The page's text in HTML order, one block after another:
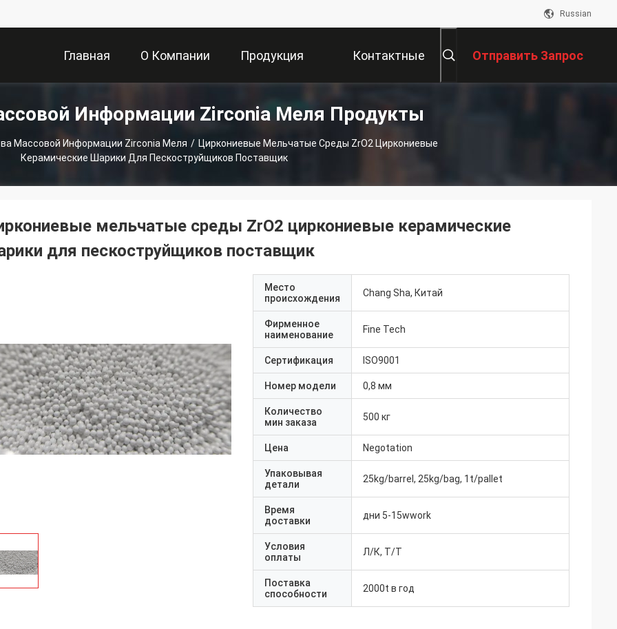
Russian
Главная
Страница
О Компании Продукция Контактные
Данные
Отправить Запрос
Информации Zirconia Меля Продукты
Массовой Информации Zirconia Меля / Циркониевые Мельчатые Среды ZrO2 Циркониевые
Керамические Шарики Для Пескоструйщиков Поставщик
мельчатые среды ZrO2 циркониевые керамические
для пескоструйщиков поставщик
Место
происхождения
Chang Sha, Китай
Фирменное
наименование
Fine Tech
Сертификация ISO9001
Номер модели 0,8 мм
Количество
мин заказа
500 кг
Цена Negotation
Упаковывая
детали
25kg/barrel, 25kg/bag, 1t/pallet
Время
доставки
дни 5-15wwork
Условия
оплаты
Л/К, Т/Т
Поставка
способности
2000t в год